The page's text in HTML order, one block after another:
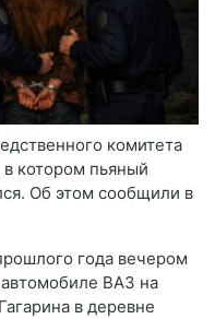
комитета
котором пьяный
Об этом сообщили в
года вечером
ВАЗ на
в деревне